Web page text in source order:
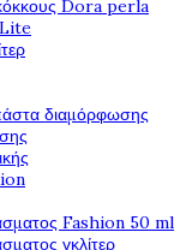
Dora perla
διαμόρφωσης
Fashion 50 ml
γκλίτερ